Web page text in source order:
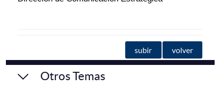
subir volver
Otros Temas